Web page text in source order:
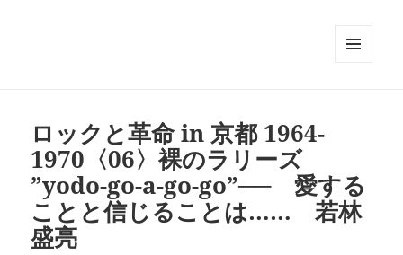
ロックと革命 in 京都 1964-
1970〈06〉裸のラリーズ
”yodo-go-a-go-go”── 愛する
ことと信じることは…… 若林
盛亮